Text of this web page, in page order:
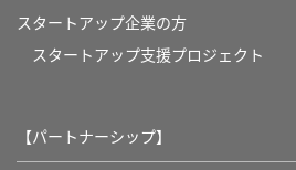
スタートアップ企業の方
スタートアップ支援プロジェクト
【パートナーシップ】